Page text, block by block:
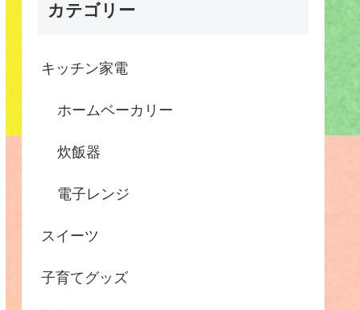
カテゴリー
キッチン家電
ホームベーカリー
炊飯器
電子レンジ
スイーツ
子育てグッズ